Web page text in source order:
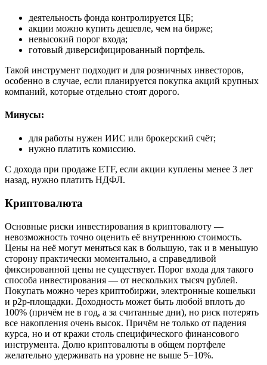
деятельность фонда контролируется ЦБ;
акции можно купить дешевле, чем на бирже;
невысокий порог входа;
готовый диверсифицированный портфель.
Такой инструмент подходит и для розничных инвесторов,
особенно в случае, если планируется покупка акций крупных
компаний, которые отдельно стоят дорого.
Минусы:
для работы нужен ИИС или брокерский счёт;
нужно платить комиссию.
С дохода при продаже ETF, если акции куплены менее 3 лет
назад, нужно платить НДФЛ.
Криптовалюта
Основные риски инвестирования в криптовалюту —
невозможность точно оценить её внутреннюю стоимость.
Цены на неё могут меняться как в большую, так и в меньшую
сторону практически моментально, а справедливой
фиксированной цены не существует. Порог входа для такого
способа инвестирования — от нескольких тысяч рублей.
Покупать можно через криптобиржи, электронные кошельки
и p2p-площадки. Доходность может быть любой вплоть до
100% (причём не в год, а за считанные дни), но риск потерять
все накопления очень высок. Причём не только от падения
курса, но и от кражи столь специфического финансового
инструмента. Долю криптовалюты в общем портфеле
желательно удерживать на уровне не выше 5−10%.